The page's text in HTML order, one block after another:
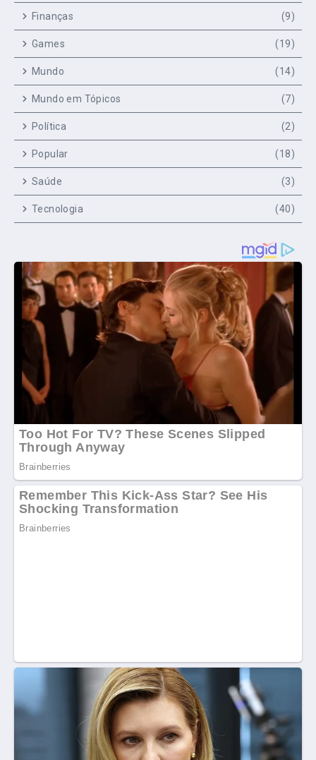
Finanças (9)
Games (19)
Mundo (14)
Mundo em Tópicos (7)
Política (2)
Popular (18)
Saúde (3)
Tecnologia (40)